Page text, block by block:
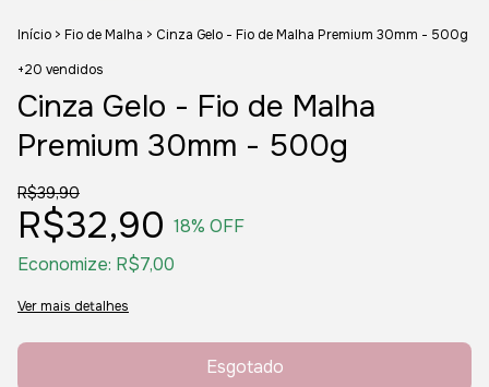
Início > Fio de Malha > Cinza Gelo - Fio de Malha Premium 30mm - 500g
+20 vendidos
Cinza Gelo - Fio de Malha
Premium 30mm - 500g
R$39,90
R$32,90 18% OFF
Economize: R$7,00
Ver mais detalhes